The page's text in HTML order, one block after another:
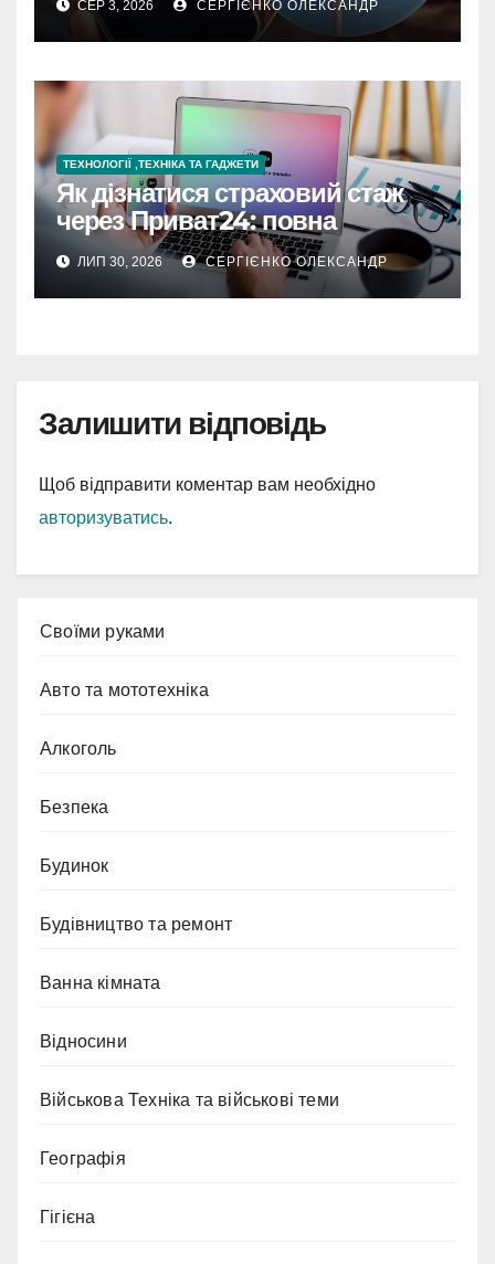
СЕР 3, 2026 СЕРГІЄНКО ОЛЕКСАНДР
ТЕХНОЛОГІЇ ,ТЕХНІКА ТА ГАДЖЕТИ
Як дізнатися страховий стаж
через Приват24: повна
інструкція
ЛИП 30, 2026 СЕРГІЄНКО ОЛЕКСАНДР
Залишити відповідь
Щоб відправити коментар вам необхідно
авторизуватись.
Cвоїми руками
Авто та мототехніка
Алкоголь
Безпека
Будинок
Будівництво та ремонт
Ванна кімната
Відносини
Військова Техніка та військові теми
Географія
Гігієна